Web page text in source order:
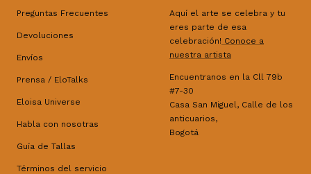
Preguntas Frecuentes
Devoluciones
Envíos
Prensa / EloTalks
Eloisa Universe
Habla con nosotras
Guía de Tallas
Términos del servicio
Aquí el arte se celebra y tu
eres parte de esa
celebración! Conoce a
nuestra artista
Encuentranos en la Cll 79b
#7-30
Casa San Miguel, Calle de los
anticuarios,
Bogotá